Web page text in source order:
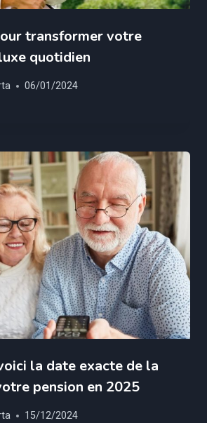
transformer votre
quotidien
06/01/2024
la date exacte de la
pension en 2025
15/12/2024